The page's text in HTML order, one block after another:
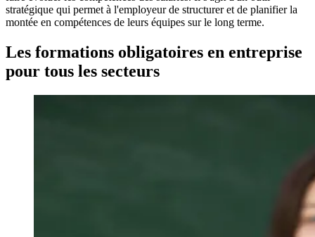
stratégique qui permet à l'employeur de structurer et de planifier la
montée en compétences de leurs équipes sur le long terme.
Les formations obligatoires en entreprise
pour tous les secteurs